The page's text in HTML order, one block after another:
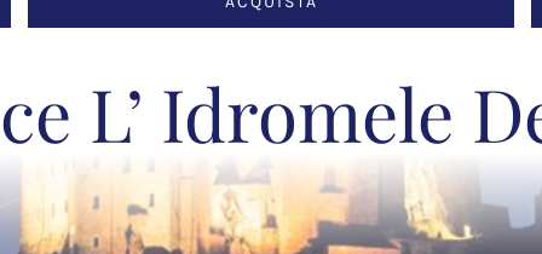
L’ Idromele